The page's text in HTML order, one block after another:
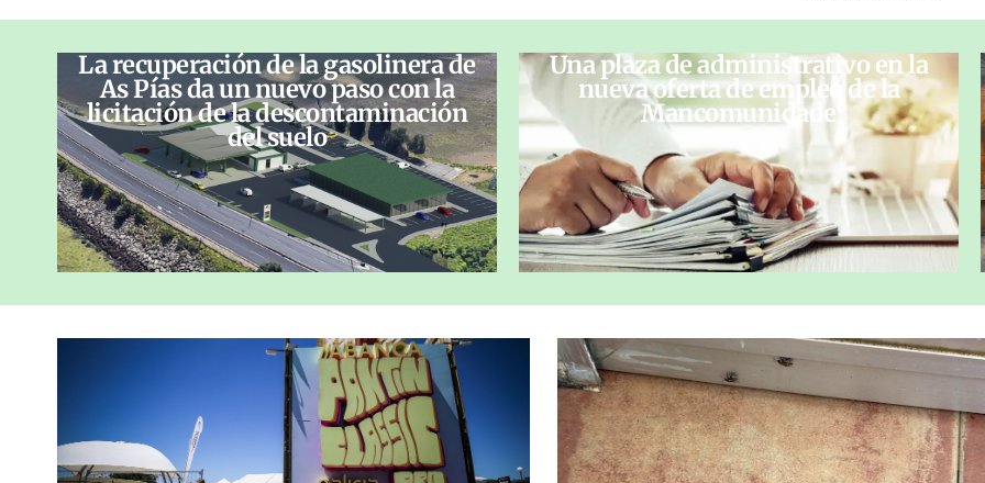
La recuperación de la gasolinera de
As Pías da un nuevo paso con la
licitación de la descontaminación
del suelo
Una plaza de administrativo en la
nueva oferta de empleo de la
Mancomunidade